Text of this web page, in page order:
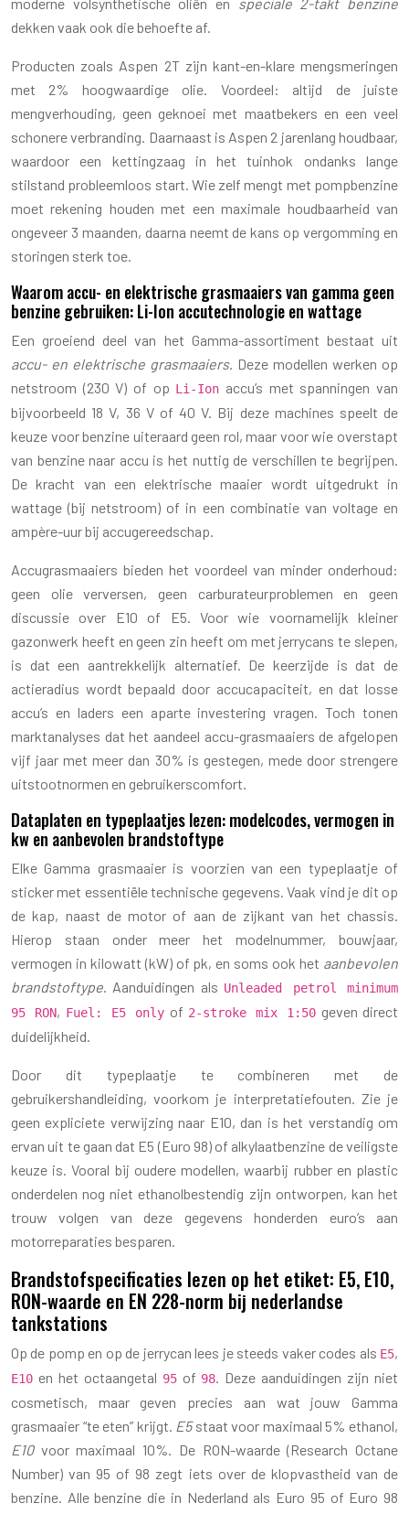
dekken vaak ook die behoefte af.
Producten zoals Aspen 2T zijn kant-en-klare mengsmeringen
met 2% hoogwaardige olie. Voordeel: altijd de juiste
mengverhouding, geen geknoei met maatbekers en een veel
schonere verbranding. Daarnaast is Aspen 2 jarenlang houdbaar,
waardoor een kettingzaag in het tuinhok ondanks lange
stilstand probleemloos start. Wie zelf mengt met pompbenzine
moet rekening houden met een maximale houdbaarheid van
ongeveer 3 maanden, daarna neemt de kans op vergomming en
storingen sterk toe.
Waarom accu- en elektrische grasmaaiers van gamma geen
benzine gebruiken: Li-Ion accutechnologie en wattage
Een groeiend deel van het Gamma-assortiment bestaat uit
accu- en elektrische grasmaaiers. Deze modellen werken op
netstroom (230 V) of op Li-Ion accu’s met spanningen van
bijvoorbeeld 18 V, 36 V of 40 V. Bij deze machines speelt de
keuze voor benzine uiteraard geen rol, maar voor wie overstapt
van benzine naar accu is het nuttig de verschillen te begrijpen.
De kracht van een elektrische maaier wordt uitgedrukt in
wattage (bij netstroom) of in een combinatie van voltage en
ampère-uur bij accugereedschap.
Accugrasmaaiers bieden het voordeel van minder onderhoud:
geen olie verversen, geen carburateurproblemen en geen
discussie over E10 of E5. Voor wie voornamelijk kleiner
gazonwerk heeft en geen zin heeft om met jerrycans te slepen,
is dat een aantrekkelijk alternatief. De keerzijde is dat de
actieradius wordt bepaald door accucapaciteit, en dat losse
accu’s en laders een aparte investering vragen. Toch tonen
marktanalyses dat het aandeel accu-grasmaaiers de afgelopen
vijf jaar met meer dan 30% is gestegen, mede door strengere
uitstootnormen en gebruikerscomfort.
Dataplaten en typeplaatjes lezen: modelcodes, vermogen in
kw en aanbevolen brandstoftype
Elke Gamma grasmaaier is voorzien van een typeplaatje of
sticker met essentiële technische gegevens. Vaak vind je dit op
de kap, naast de motor of aan de zijkant van het chassis.
Hierop staan onder meer het modelnummer, bouwjaar,
vermogen in kilowatt (kW) of pk, en soms ook het aanbevolen
brandstoftype. Aanduidingen als Unleaded petrol minimum
95 RON, Fuel: E5 only of 2-stroke mix 1:50 geven direct
duidelijkheid.
Door dit typeplaatje te combineren met de
gebruikershandleiding, voorkom je interpretatiefouten. Zie je
geen expliciete verwijzing naar E10, dan is het verstandig om
ervan uit te gaan dat E5 (Euro 98) of alkylaatbenzine de veiligste
keuze is. Vooral bij oudere modellen, waarbij rubber en plastic
onderdelen nog niet ethanolbestendig zijn ontworpen, kan het
trouw volgen van deze gegevens honderden euro’s aan
motorreparaties besparen.
Brandstofspecificaties lezen op het etiket: E5, E10,
RON-waarde en EN 228-norm bij nederlandse
tankstations
Op de pomp en op de jerrycan lees je steeds vaker codes als E5,
E10 en het octaangetal 95of 98. Deze aanduidingen zijn niet
cosmetisch, maar geven precies aan wat jouw Gamma
grasmaaier “te eten” krijgt. E5staat voor maximaal 5% ethanol,
E10voor maximaal 10%. De RON-waarde (Research Octane
Number) van 95 of 98 zegt iets over de klopvastheid van de
benzine. Alle benzine die in Nederland als Euro 95 of Euro 98